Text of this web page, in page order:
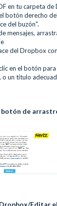
en tu carpeta de
botón derecho
del buzón".
mensajes,
del Dropbox
en el botón
o un título
botón de